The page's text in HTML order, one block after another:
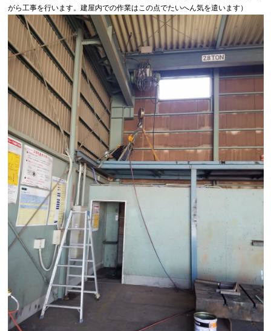
がら工事を行います。建屋内での作業はこの点でたいへん気を遣います）